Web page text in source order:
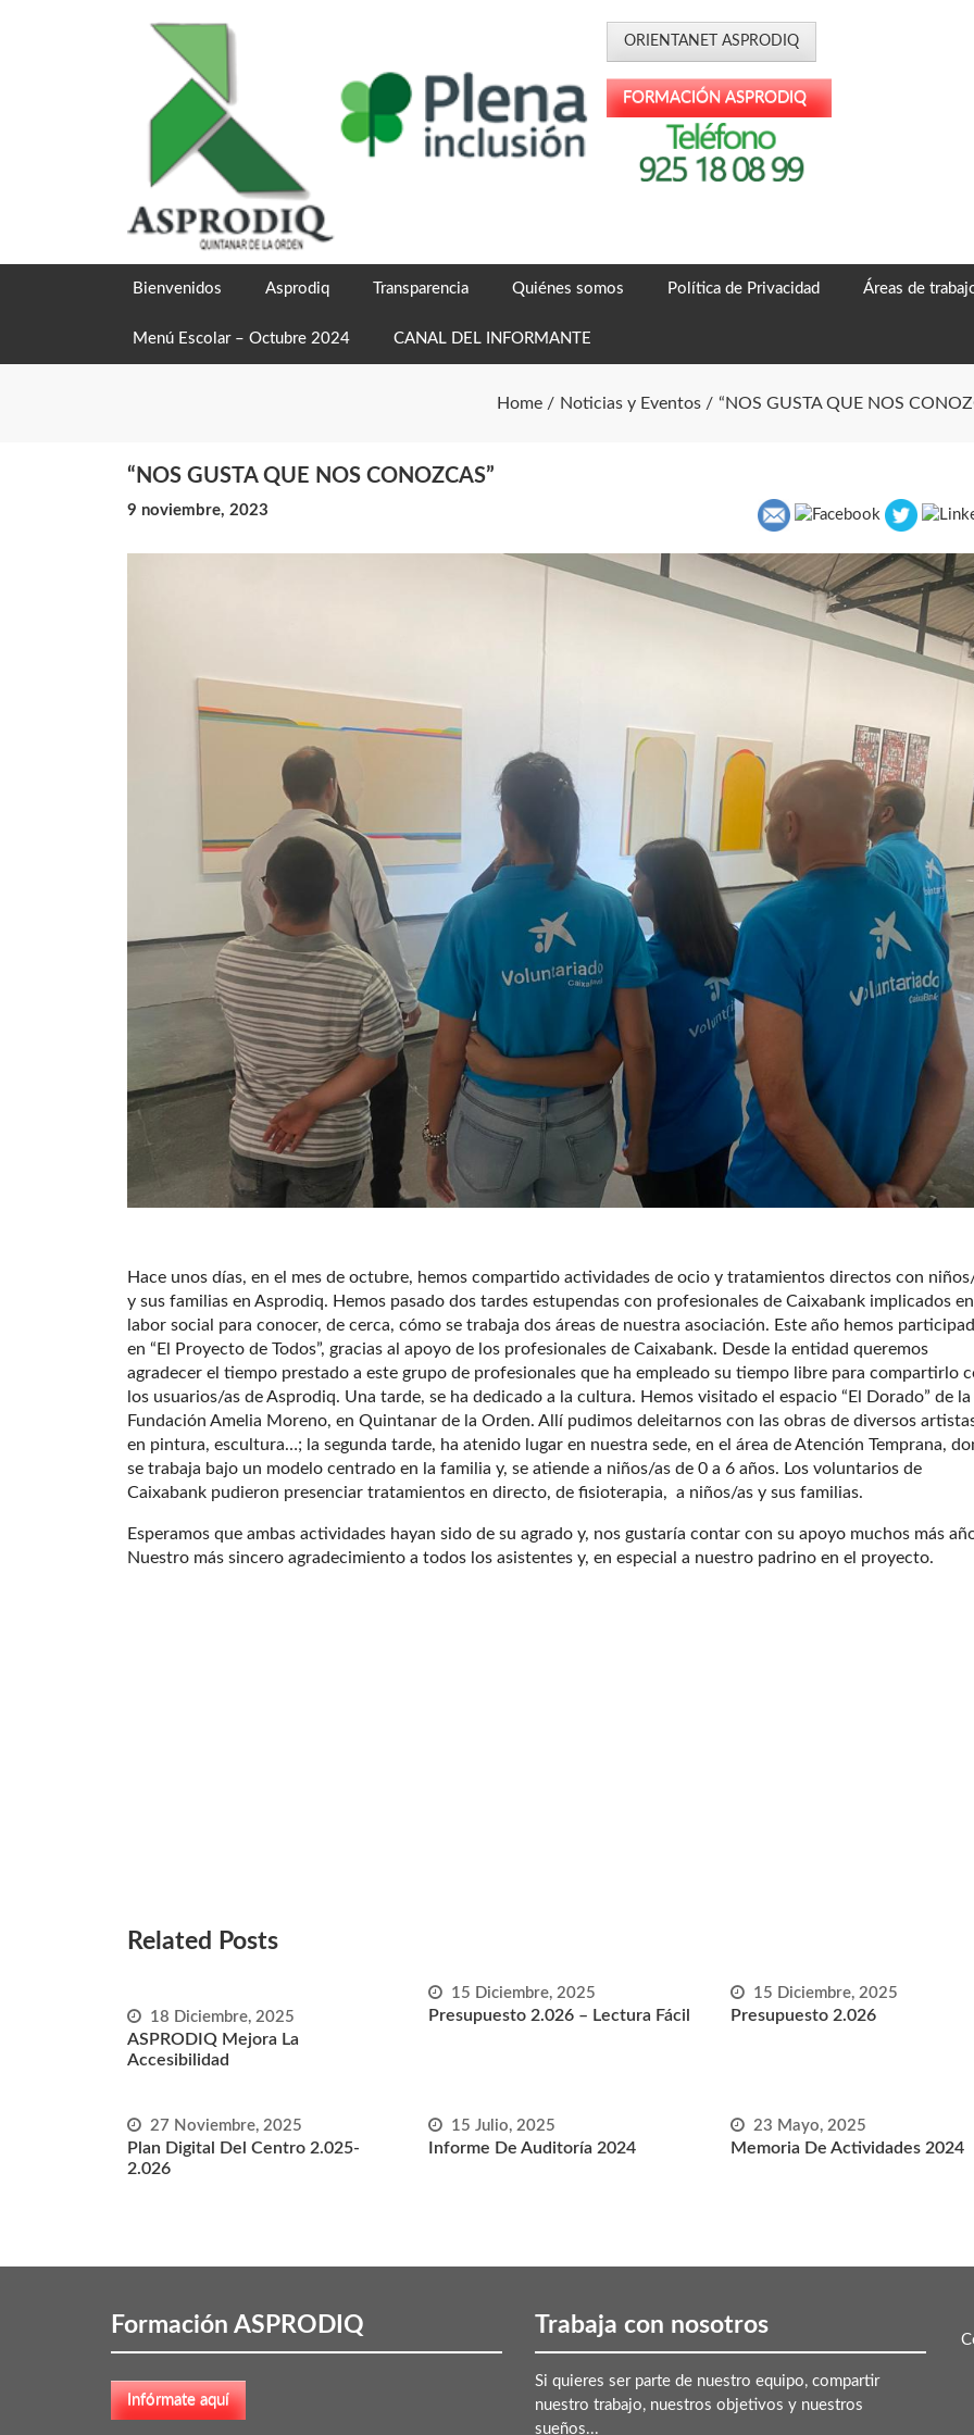
Bienvenidos Asprodiq Transparencia Quiénes somos Política de Privacidad Áreas de
Menú Escolar – Octubre 2024 CANAL DEL INFORMANTE
Home Noticias y Eventos “NOS GUSTA QUE NOS
“NOS GUSTA QUE NOS CONOZCAS”
9 noviembre, 2023
Hace unos días, en el mes de octubre, hemos compartido actividades de ocio y tratamientos directos con
y sus familias en Asprodiq. Hemos pasado dos tardes estupendas con profesionales de Caixabank implicados en
labor social para conocer, de cerca, cómo se trabaja dos áreas de nuestra asociación. Este año hemos
en “El Proyecto de Todos”, gracias al apoyo de los profesionales de Caixabank. Desde la entidad queremos
agradecer el tiempo prestado a este grupo de profesionales que ha empleado su tiempo libre para compartirlo
los usuarios/as de Asprodiq. Una tarde, se ha dedicado a la cultura. Hemos visitado el espacio “El Dorado” de la
Fundación Amelia Moreno, en Quintanar de la Orden. Allí pudimos deleitarnos con las obras de diversos
en pintura, escultura…; la segunda tarde, ha atenido lugar en nuestra sede, en el área de Atención Temprana,
se trabaja bajo un modelo centrado en la familia y, se atiende a niños/as de 0 a 6 años. Los voluntarios de
Caixabank pudieron presenciar tratamientos en directo, de fisioterapia, a niños/as y sus familias.
Esperamos que ambas actividades hayan sido de su agrado y, nos gustaría contar con su apoyo muchos más
Nuestro más sincero agradecimiento a todos los asistentes y, en especial a nuestro padrino en el proyecto.
Related Posts
18 Diciembre, 2025
ASPRODIQ Mejora La
Accesibilidad
15 Diciembre, 2025
Presupuesto 2.026 – Lectura Fácil
15 Diciembre, 2025
Presupuesto 2.026
27 Noviembre, 2025
Plan Digital Del Centro 2.025-
2.026
15 Julio, 2025
Informe De Auditoría 2024
23 Mayo, 2025
Memoria De Actividades 2024
Formación ASPRODIQ Trabaja con nosotros
Si quieres ser parte de nuestro equipo, compartir
nuestro trabajo, nuestros objetivos y nuestros
sueños...